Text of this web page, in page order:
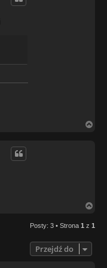
ó
Posty: 3 • Strona 1 z 1
Przejdź do